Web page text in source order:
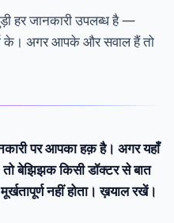
हर जानकारी उपलब्ध है —
के। अगर आपके और सवाल हैं तो
पर आपका हक़ है। अगर यहाँ
बेझिझक किसी डॉक्टर से बात
नहीं होता। ख़याल रखें।